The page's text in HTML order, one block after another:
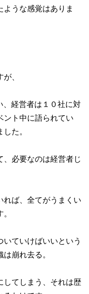
うな感覚はありま
、
、経営者は１０社に対
ント中に語られてい
た。
必要なのは経営者じ
れば、全てがうまくい
いていけばいいという
崩れ去る。
してしまう、それは歴